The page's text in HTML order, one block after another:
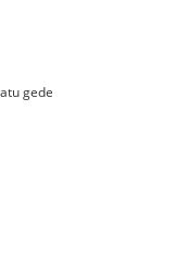
gede